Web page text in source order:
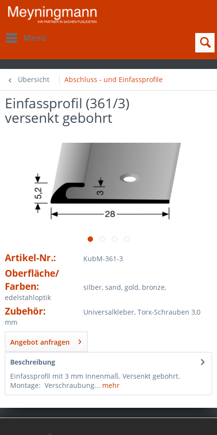
Menü
Übersicht Abschluss - und Einfassprofile
Einfassprofil (361/3)
versenkt gebohrt
Artikel-Nr.: KubM-361-3
Oberfläche/
Farben:
silber, sand, gold, bronze,
edelstahloptik
Zubehör:
Universalkleber, Torx-Schrauben 3,0
mm
Angebot anfragen
Beschreibung
Einfassprofil mit 3 mm Innenmaß. Versenkt gebohrt.
Montage: Verschraubung... mehr